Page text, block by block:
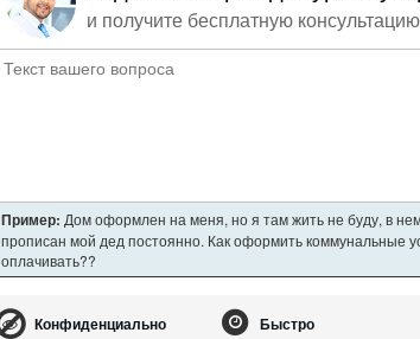
и получите бесплатную
Пример: Дом оформлен на меня, но я там жить не буду, в
прописан мой дед постоянно. Как оформить коммунальные
оплачивать??
Конфиденциально Быстро